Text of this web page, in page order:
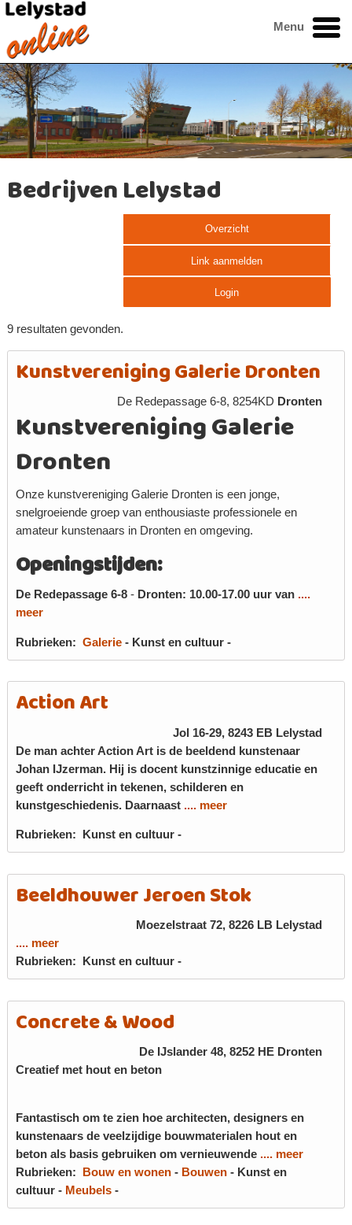
Menu
Bedrijven Lelystad
Overzicht
Link aanmelden
Login
9 resultaten gevonden.
Kunstvereniging Galerie Dronten
De Redepassage 6-8, 8254KD Dronten
Kunstvereniging Galerie
Dronten
Onze kunstvereniging Galerie Dronten is een jonge,
snelgroeiende groep van enthousiaste professionele en
amateur kunstenaars in Dronten en omgeving.
Openingstijden:
De Redepassage 6-8 - Dronten: 10.00-17.00 uur van ....
meer
Rubrieken:Galerie - Kunst en cultuur -
Action Art
Jol 16-29, 8243 EB Lelystad
De man achter Action Art is de beeldend kunstenaar
Johan IJzerman. Hij is docent kunstzinnige educatie en
geeft onderricht in tekenen, schilderen en
kunstgeschiedenis. Daarnaast .... meer
Rubrieken: Kunst en cultuur -
Beeldhouwer Jeroen Stok
Moezelstraat 72, 8226 LB Lelystad
.... meer
Rubrieken:
Kunst en cultuur -
Concrete & Wood
De IJslander 48, 8252 HE Dronten
Creatief met hout en beton
Fantastisch om te zien hoe architecten, designers en
kunstenaars de veelzijdige bouwmaterialen hout en
beton als basis gebruiken om vernieuwende .... meer
Rubrieken: Bouw en wonen - Bouwen - Kunst en
cultuur - Meubels -